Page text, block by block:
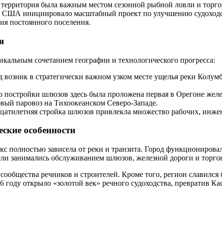
была важным местом сезонной рыбной ловли и
США инициировало масштабный проект по улучшению
постоянного поселения.
сочетанием географии и технологического прогресса:
возник в стратегически важном узком месте ущелья реки
постройки шлюзов здесь была проложена первая в Орегоне
паровоз на Тихоокеанском Северо-Западе.
стройка шлюзов привлекла множество рабочих,
особенности
полностью зависела от реки и транзита. Город
занимались обслуживанием шлюзов, железной дороги и
речников и строителей. Кроме того, регион
году открыло «золотой век» речного судоходства,